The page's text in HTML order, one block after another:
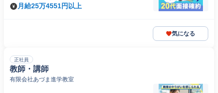
月給25万4551円以上
気になる
正社員
教師・講師
有限会社あづま進学教室